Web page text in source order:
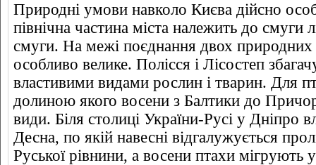
Природні умови навколо Києва дійсно
північна частина міста належить до смуги
смуги. На межі поєднання двох природних
особливо велике. Полісся і Лісостеп
властивими видами рослин і тварин. Для
долиною якого восени з Балтики до
види. Біля столиці України-Русі у Дніпро
Десна, по якій навесні відгалужується
Руської рівнини, а восени птахи